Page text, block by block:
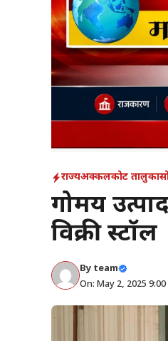
राज्यअक्कलकोट तालुका
गोमय
विक्री स्टॉल
By team
On: May 2, 2025 9:00